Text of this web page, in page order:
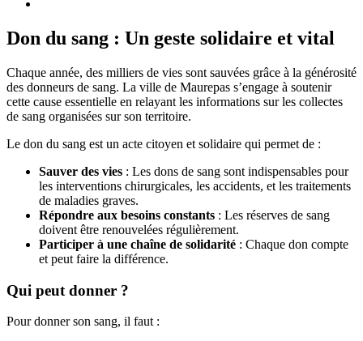
Don du sang : Un geste solidaire et vital
Chaque année, des milliers de vies sont sauvées grâce à la générosité
des donneurs de sang. La ville de Maurepas s’engage à soutenir
cette cause essentielle en relayant les informations sur les collectes
de sang organisées sur son territoire.
Le don du sang est un acte citoyen et solidaire qui permet de :
Sauver des vies : Les dons de sang sont indispensables pour
les interventions chirurgicales, les accidents, et les traitements
de maladies graves.
Répondre aux besoins constants : Les réserves de sang
doivent être renouvelées régulièrement.
Participer à une chaîne de solidarité : Chaque don compte
et peut faire la différence.
Qui peut donner ?
Pour donner son sang, il faut :